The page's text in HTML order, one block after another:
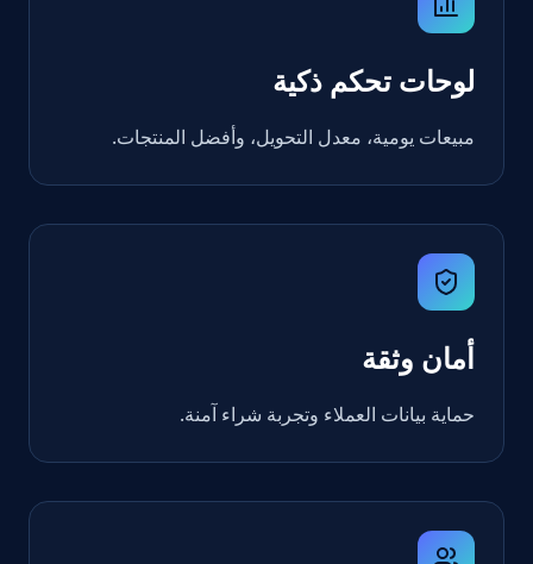
لوحات تحكم ذكية
مبيعات يومية، معدل التحويل، وأفضل المنتجات.
أمان وثقة
حماية بيانات العملاء وتجربة شراء آمنة.